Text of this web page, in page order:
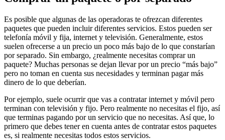
Es posible que algunas de las operadoras te ofrezcan diferentes
paquetes que pueden incluir diferentes servicios. Estos pueden ser
telefonía móvil y fija, internet y televisión. Generalmente, estos
suelen ofrecerse a un precio un poco más bajo de lo que constarían
por separado. Sin embargo, ¿realmente necesitas comprar un
paquete? Muchas personas se dejan llevar por un precio “más bajo”
pero no toman en cuenta sus necesidades y terminan pagar más
dinero de lo que deberían.
Por ejemplo, suele ocurrir que vas a contratar internet y móvil pero
terminan con televisión y fijo. Pero realmente no necesitas el fijo, así
que terminas pagando por un servicio que no necesitas. Así que, lo
primero que debes tener en cuenta antes de contratar estos paquetes
es, si realmente necesitas todos estos servicios.